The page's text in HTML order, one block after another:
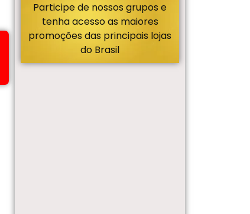
Participe de nossos grupos e
tenha acesso as maiores
promoções das principais lojas
do Brasil